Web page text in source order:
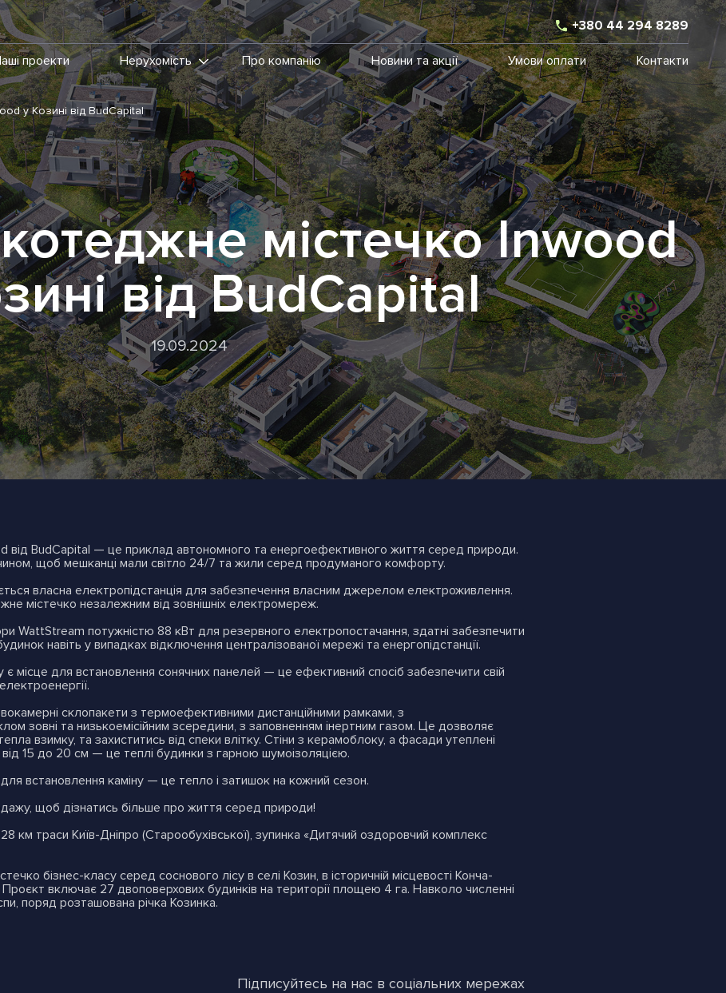
+380 44 294 8289
проекти Нерухомість Про компанію Новини та акції Умови оплати Контакти
у Козині від BudCapital
містечко Inwood
від BudCapital
19.09.2024
від BudCapital — це приклад автономного та енергоефективного життя серед природи.
щоб мешканці мали світло 24/7 та жили серед продуманого комфорту.
власна електропідстанція для забезпечення власним джерелом електроживлення.
містечко незалежним від зовнішніх електромереж.
WattStream потужністю 88 кВт для резервного електропостачання, здатні забезпечити
навіть у випадках відключення централізованої мережі та енергопідстанції.
місце для встановлення сонячних панелей — це ефективний спосіб забезпечити свій
склопакети з термоефективними дистанційними рамками, з
зовні та низькоемісійним зсередини, з заповненням інертним газом. Це дозволяє
взимку, та захиститись від спеки влітку. Стіни з керамоблоку, а фасади утеплені
15 до 20 см — це теплі будинки з гарною шумоізоляцією.
встановлення каміну — це тепло і затишок на кожний сезон.
щоб дізнатись більше про життя серед природи!
км траси Київ-Дніпро (Старообухівської), зупинка «Дитячий оздоровчий комплекс
бізнес-класу серед соснового лісу в селі Козин, в історичній місцевості Конча-
Проєкт включає 27 двоповерхових будинків на території площею 4 га. Навколо численні
поряд розташована річка Козинка.
Підписуйтесь на нас в соціальних мережах